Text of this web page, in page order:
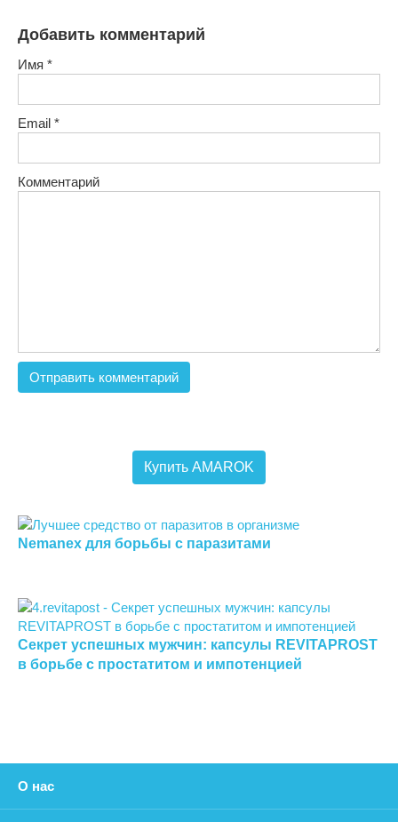
Добавить комментарий
Имя *
Email *
Комментарий
Купить AMAROK
Nemanex для борьбы с паразитами
Секрет успешных мужчин: капсулы REVITAPROST
в борьбе с простатитом и импотенцией
О нас